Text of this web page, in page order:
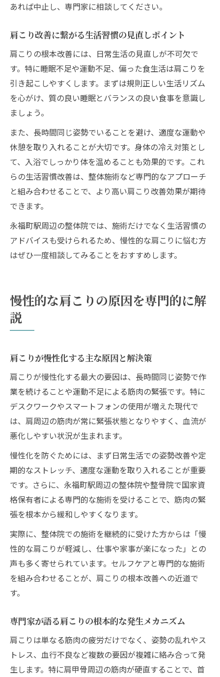
あれば中止し、専門家に相談してください。
肩こり改善に繋がる生活習慣の見直しポイント
肩こりの根本改善には、日常生活の見直しが不可欠で
す。特に睡眠不足や運動不足、偏った食生活は肩こりを
引き起こしやすくします。まずは規則正しい生活リズム
を心がけ、質の良い睡眠とバランスの良い食事を意識し
ましょう。
また、長時間同じ姿勢でいることを避け、適度な運動や
休憩を取り入れることが大切です。身体の冷え対策とし
て、入浴でしっかり体を温めることも効果的です。これ
らの生活習慣改善は、整体施術など専門的なアプローチ
と組み合わせることで、より高い肩こり改善効果が期待
できます。
永福町駅周辺の整体院では、施術だけでなく生活習慣の
アドバイスも受けられるため、慢性的な肩こりに悩む方
はぜひ一度相談してみることをおすすめします。
慢性的な肩こりの原因を専門的に解
説
肩こりが慢性化する主な原因と解決策
肩こりが慢性化する最大の要因は、長時間同じ姿勢で作
業を続けることや運動不足による筋肉の緊張です。特に
デスクワークやスマートフォンの使用が増えた現代で
は、肩周辺の筋肉が常に緊張状態となりやすく、血流が
悪化しやすい状況が生まれます。
慢性化を防ぐためには、まず日常生活での姿勢改善や定
期的なストレッチ、適度な運動を取り入れることが重要
です。さらに、永福町駅周辺の整体院や整骨院で国家資
格保有者による専門的な施術を受けることで、筋肉の緊
張を根本から緩和しやすくなります。
実際に、整体院での施術を継続的に受けた方からは「慢
性的な肩こりが軽減し、仕事や家事が楽になった」との
声も多く寄せられています。セルフケアと専門的な施術
を組み合わせることが、肩こりの根本改善への近道で
す。
専門家が語る肩こりの根本的な発生メカニズム
肩こりは単なる筋肉の疲労だけでなく、姿勢の乱れやス
トレス、血行不良など複数の要因が複雑に絡み合って発
生します。特に肩甲骨周辺の筋肉が硬直することで、首